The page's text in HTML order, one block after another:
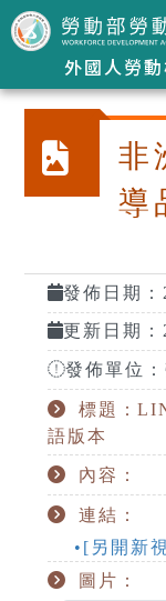
跳到主要內容區塊
外國人勞
非
導
發佈日期
更新日期
發佈單位
標題：
語版本
內容：
連結：
•[另開新
圖片：